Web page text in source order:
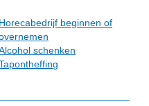
Horecabedrijf beginnen of
schenken